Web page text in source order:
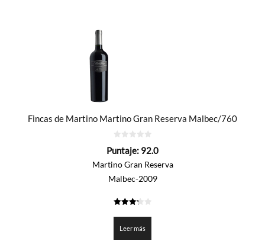
Fincas de Martino Martino Gran Reserva Malbec/760
de
Puntaje: 92.0
Martino Gran Reserva
Malbec-2009
de 5
Leer más